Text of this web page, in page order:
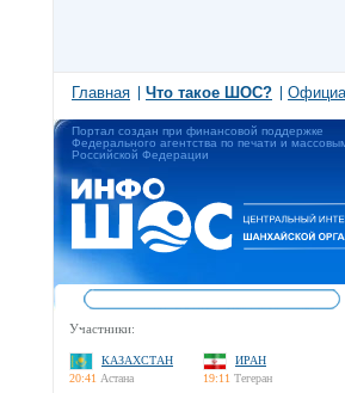
Главная Что такое ШОС?
Портал создан при финансовой поддержке
Федерального агентства по печати и
Российской Федерации
Участники:
КАЗАХСТАН
20:41 Астана
ИРАН
19:11 Тегеран